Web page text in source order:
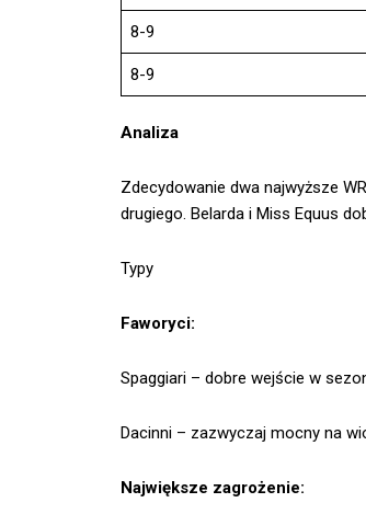
8-9
8-9
Analiza
Zdecydowanie dwa najwyższe
drugiego. Belarda i Miss Equus
Typy
Faworyci:
Spaggiari – dobre wejście w
Dacinni – zazwyczaj mocny na
Największe zagrożenie: